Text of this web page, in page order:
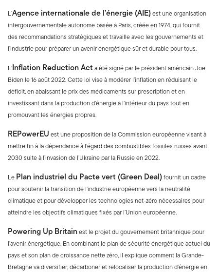
L’Agence internationale de l’énergie (AIE)est une organisation
intergouvernementale autonome basée à Paris, créée en 1974, qui fournit
des recommandations stratégiques et travaille avec les gouvernements et
l’industrie pour préparer un avenir énergétique sûr et durable pour tous.
L’Inflation Reduction Act a été signé par le président américain Joe
Biden le 16 août 2022. Cette loi vise à modérer l’inflation en réduisant le
déficit, en abaissant le prix des médicaments sur prescription et en
investissant dans la production d’énergie à l’intérieur du pays tout en
promouvant les énergies propres.
REPowerEU est une proposition de la Commission européenne visant à
mettre fin à la dépendance à l’égard des combustibles fossiles russes avant
2030 suite à l’invasion de l’Ukraine par la Russie en 2022.
Le Plan industriel du Pacte vert (Green Deal)fournit un cadre
pour soutenir la transition de l’industrie européenne vers la neutralité
climatique et pour développer les technologies net-zéro nécessaires pour
atteindre les objectifs climatiques fixés par l’Union européenne.
Powering Up Britainest le projet du gouvernement britannique pour
l’avenir énergétique. En combinant le plan de sécurité énergétique actuel du
pays et son plan de croissance nette zéro, il explique comment la Grande-
Bretagne va diversifier, décarboner et relocaliser la production d’énergie en